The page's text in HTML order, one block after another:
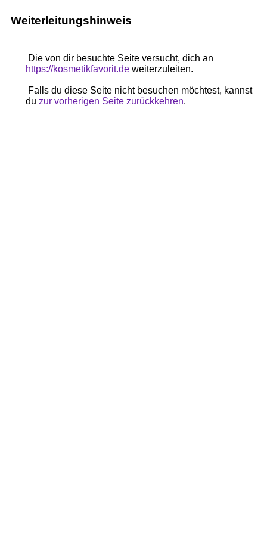
Weiterleitungshinweis
Die von dir besuchte Seite versucht, dich an
https://kosmetikfavorit.de weiterzuleiten.
Falls du diese Seite nicht besuchen möchtest, kannst
du zur vorherigen Seite zurückkehren.